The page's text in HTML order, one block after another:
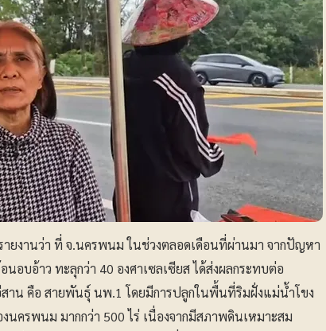
ยงานว่า ที่ จ.นครพนม ในช่วงตลอดเดือนที่ผ่านมา จากปัญหา
บอ้าว ทะลุกว่า 40 องศาเซลเซียส ได้ส่งผลกระทบต่อ
าน คือ สายพันธุ์ นพ.1 โดยมีการปลูกในพื้นที่ริมฝั่งแม่น้ำโขง
นครพนม มากกว่า 500 ไร่ เนื่องจากมีสภาพดินเหมาะสม